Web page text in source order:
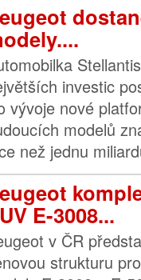
investic
vývoje nové
modelů
než jednu
E-3008...
v ČR
strukturu